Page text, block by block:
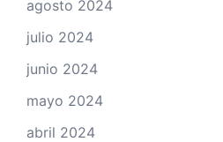
agosto 2024
julio 2024
junio 2024
mayo 2024
abril 2024